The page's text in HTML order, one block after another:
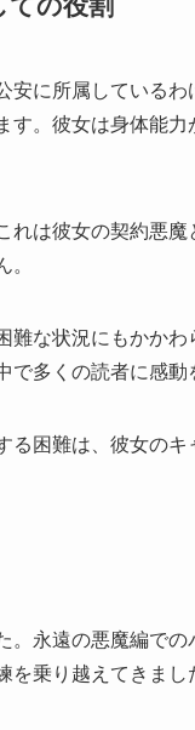
安に所属している
す。彼女は身体能
れは彼女の契約悪
。
難な状況にもかか
多くの読者に感動
困難は、彼女のキ
。永遠の悪魔編で
乗り越えてきまし